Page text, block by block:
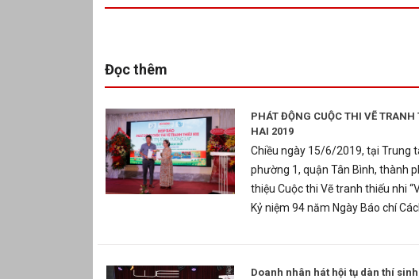
Đọc thêm
PHÁT ĐỘNG CUỘC THI VẼ
HAI 2019
Chiều ngày 15/6/2019, tại Trung
phường 1, quận Tân Bình, thành
thiệu Cuộc thi Vẽ tranh thiếu nhi
Kỷ niệm 94 năm Ngày Báo chí
Doanh nhân hát hội tụ dàn thí